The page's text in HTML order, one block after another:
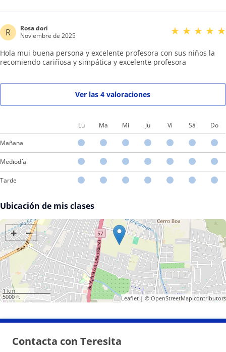
R
Rosa dori
Noviembre de 2025
★ ★ ★ ★ ★
Hola mui buena persona y excelente profesora con sus niños la
recomiendo cariñosa y simpática y excelente profesora
Ver las 4 valoraciones
Lu Ma Mi Ju Vi Sá Do
Mañana
Mediodía
Tarde
Ubicación de mis clases
+ −
1 km
5000 ft
Leaflet| © OpenStreetMap contributors
Contacta con Teresita